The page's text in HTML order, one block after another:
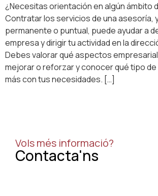
¿Necesitas orientación en algún ámbito
Contratar los servicios de una asesoría,
permanente o puntual, puede ayudar a
empresa y dirigir tu actividad en la
Debes valorar qué aspectos
mejorar o reforzar y conocer qué tipo
más con tus necesidades. […]
Vols més informació?
Contacta'ns